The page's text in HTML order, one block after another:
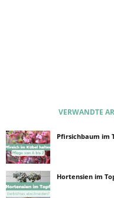
VERWANDTE
Pfirsichbaum im
Hortensien im